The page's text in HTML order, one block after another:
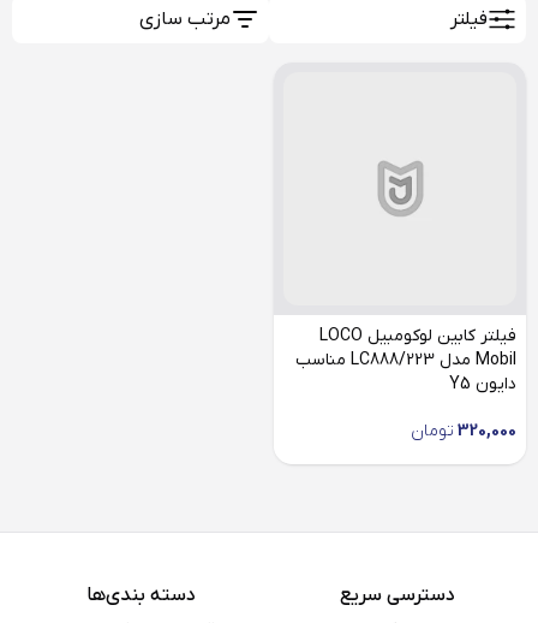
فیلتر مرتب سازی
فیلتر کابین لوکومبیل LOCO
Mobil مدل LC888/223 مناسب
دایون Y5
320,000 تومان
دسترسی سریع دسته بندی‌ها